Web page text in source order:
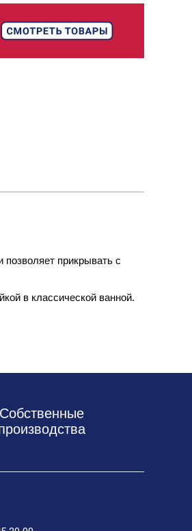
прикрывать с
в классической ванной.
Собственные